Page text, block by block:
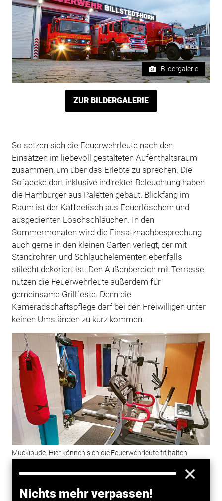
Nichts mehr verpassen!
Bildergalerie
ZUR BILDERGALERIE
So setzen sich die Feuerwehrleute nach den
Einsätzen im liebevoll gestalteten Aufenthaltsraum
zusammen, um über das Erlebte zu sprechen. Die
Sofaecke dort inklusive indirekter Beleuchtung haben
die Hamburger aus Paletten gebaut. Blickfang im
Raum ist der Kaffeetisch aus Feuerlöschern und
ausgedienten Löschschläuchen. In den
Sommermonaten wird die Einsatznachbesprechung
auch gerne in den kleinen Garten verlegt, der mit
Stand­rohren und Schlauchelementen ebenfalls
stilecht dekoriert ist. Den Außenbereich mit Terrasse
nutzen die Feuerwehrleute außerdem für
gemeinsame Grillfeste. Denn die
Kameradschaftspflege darf bei den Freiwilligen unter
keinen Umständen zu kurz kommen.
Muckibude: Hier können sich die Feuerwehrleute fit halten
Billardtisch